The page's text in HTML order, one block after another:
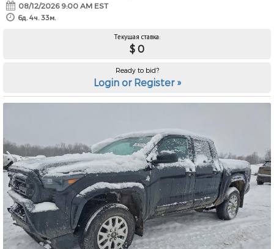
08/12/2026 9:00 AM EST
6д. 4ч. 33м.
Текущая ставка:
$ 0
Ready to bid?
Login or Register »